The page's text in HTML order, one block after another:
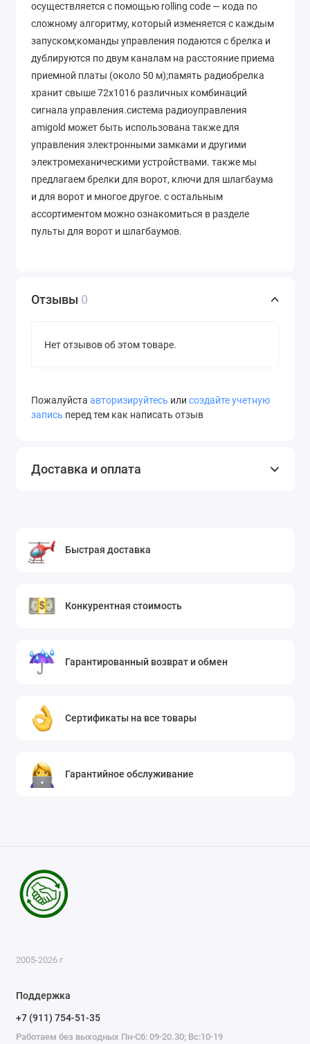
осуществляется с помощью rolling code — кода по
сложному алгоритму, который изменяется с каждым
запуском;команды управления подаются с брелка и
дублируются по двум каналам на расстояние приема
приемной платы (около 50 м);память радиобрелка
хранит свыше 72x1016 различных комбинаций
сигнала управления.система радиоуправления
amigold может быть использована также для
управления электронными замками и другими
электромеханическими устройствами. также мы
предлагаем брелки для ворот, ключи для шлагбаума
и для ворот и многое другое. с остальным
ассортиментом можно ознакомиться в разделе
пульты для ворот и шлагбаумов.
Отзывы 0
Нет отзывов об этом товаре.
Пожалуйста авторизируйтесь или создайте учетную
запись перед тем как написать отзыв
Доставка и оплата
Быстрая доставка
Конкурентная стоимость
Гарантированный возврат и обмен
Сертификаты на все товары
Гарантийное обслуживание
2005-2026 г
Поддержка
+7 (911) 754-51-35
Работаем без выходных Пн-Сб: 09-20.30; Вс:10-19